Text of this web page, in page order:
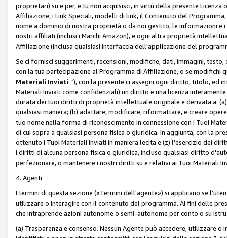
proprietari) su e per, e tu non acquisisci, in virtù della presente
Affiliazione, i Link Speciali, modelli di link, il Contenuto del
nome a dominio di nostra proprietà o da noi gestito, le informazioni e
nostri affiliati (inclusi i Marchi Amazon), e ogni altra proprietà
Affiliazione (inclusa qualsiasi interfaccia dell'applicazione del
Se ci fornisci suggerimenti, recensioni, modifiche, dati, immagini,
con la tua partecipazione al Programma di Affiliazione, o se modifichi
Materiali Inviati ”), con la presente ci assegni ogni diritto, titolo, ed
Materiali Inviati come confidenziali) un diritto e una licenza
durata dei tuoi diritti di proprietà intellettuale originale e derivata a:
qualsiasi maniera; (b) adattare, modificare, riformattare, e creare
tuo nome nella forma di riconoscimento in connessione con i Tuoi
di cui sopra a qualsiasi persona fisica o giuridica. In aggiunta, con la
ottenuto i Tuoi Materiali Inviati in maniera lecita e (z) l'esercizio dei
i diritti di alcuna persona fisica o giuridica, incluso qualsiasi diritto
perfezionare, o mantenere i nostri diritti su e relativi ai Tuoi Materiali
4. Agenti
I termini di questa sezione («Termini dell'agente») si applicano se
utilizzare o interagire con il contenuto del programma. Ai fini delle
che intraprende azioni autonome o semi-autonome per conto o su
(a) Trasparenza e consenso. Nessun Agente può accedere, utilizzare